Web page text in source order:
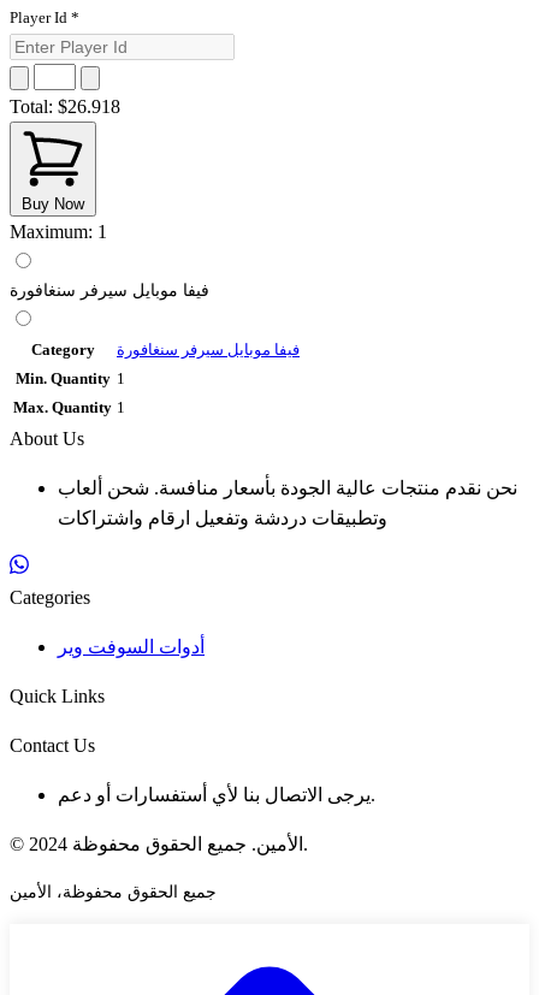
Player Id *
Total: $26.918
Buy Now
Maximum: 1
فيفا موبايل سيرفر سنغافورة
Category
فيفا موبايل سيرفر سنغافورة
Min. Quantity 1
Max. Quantity 1
About Us
نحن نقدم منتجات عالية الجودة بأسعار منافسة. شحن ألعاب
وتطبيقات دردشة وتفعيل ارقام واشتراكات
Categories
أدوات السوفت وير
Quick Links
Contact Us
يرجى الاتصال بنا لأي أستفسارات أو دعم.
© 2024 الأمين. جميع الحقوق محفوظة.
جميع الحقوق محفوظة، الأمين